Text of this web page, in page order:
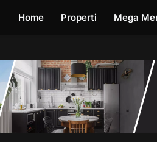
Home Properti Mega